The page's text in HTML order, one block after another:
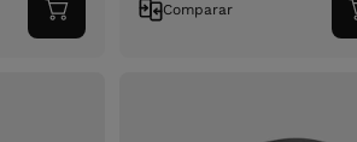
Adicionar
ao
Comparar